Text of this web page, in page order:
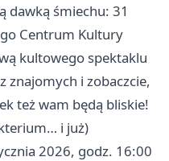
dawką śmiechu: 31
Centrum Kultury
kultowego spektaklu
znajomych i zobaczcie,
też wam będą bliskie!
i już)
2026, godz. 16:00